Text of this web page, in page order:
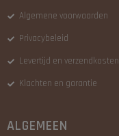
Algemene voorwaarden
Privacybeleid
Levertijd en verzendkosten
Klachten en garantie
ALGEMEEN